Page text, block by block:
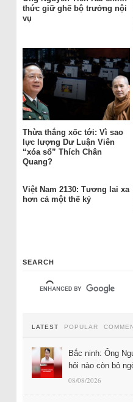
thức giữ ghế bộ trưởng nội
vụ
Thừa thắng xốc tới: Vì sao
lực lượng Dư Luận Viên
“xóa sổ” Thích Chân
Quang?
Việt Nam 2130: Tương lai xa
hơn cả một thế kỷ
SEARCH
LATEST POPULAR
Bắc ninh: Ông
hỏi nào còn bỏ
08/08/2026